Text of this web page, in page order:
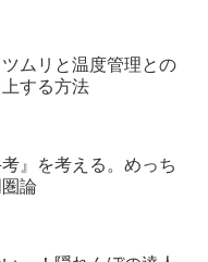
ムリと温度管理との
する方法
考』を考える。めっち
論